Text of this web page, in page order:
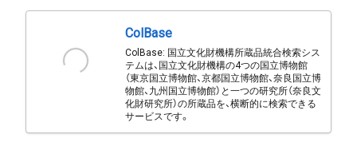
ColBase
ColBase: 国立文化財機構所蔵品統合検索シス
テムは、国立文化財機構の4つの国立博物館
（東京国立博物館、京都国立博物館、奈良国立博
物館、九州国立博物館）と一つの研究所（奈良文
化財研究所）の所蔵品を、横断的に検索できる
サービスです。